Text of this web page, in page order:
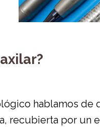
hablamos
recubierta por un